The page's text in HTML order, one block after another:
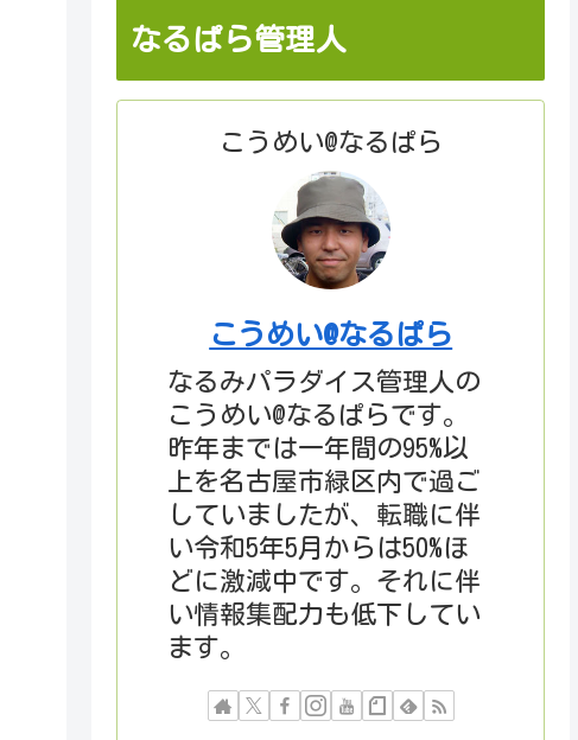
なるぱら管理人
こうめい@なるぱら
こうめい@なるぱら
なるみパラダイス管理人の
こうめい@なるぱらです。
昨年までは一年間の95%以
上を名古屋市緑区内で過ご
していましたが、転職に伴
い令和5年5月からは50%ほ
どに激減中です。それに伴
い情報集配力も低下してい
ます。